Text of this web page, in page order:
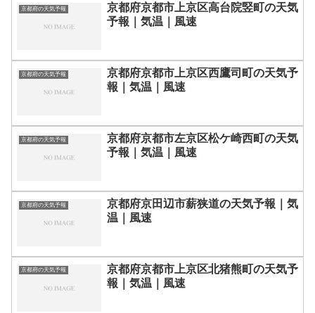
京都府の天気予報
京都府京都市上京区高台院竪町の天気
予報｜気温｜風速
京都府の天気予報
京都府京都市上京区西鷹司町の天気予
報｜気温｜風速
京都府の天気予報
京都府京都市左京区松ケ崎西町の天気
予報｜気温｜風速
京都府の天気予報
京都府京田辺市薪狭道の天気予報｜気
温｜風速
京都府の天気予報
京都府京都市上京区北猪熊町の天気予
報｜気温｜風速